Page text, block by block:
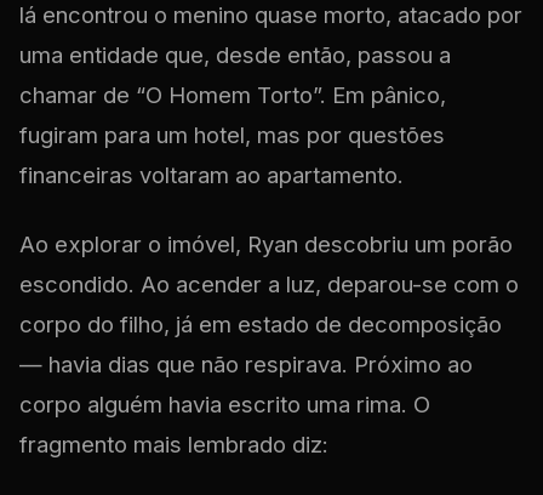
lá encontrou o menino quase morto, atacado por
uma entidade que, desde então, passou a
chamar de “O Homem Torto”. Em pânico,
fugiram para um hotel, mas por questões
financeiras voltaram ao apartamento.
Ao explorar o imóvel, Ryan descobriu um porão
escondido. Ao acender a luz, deparou-se com o
corpo do filho, já em estado de decomposição
— havia dias que não respirava. Próximo ao
corpo alguém havia escrito uma rima. O
fragmento mais lembrado diz: